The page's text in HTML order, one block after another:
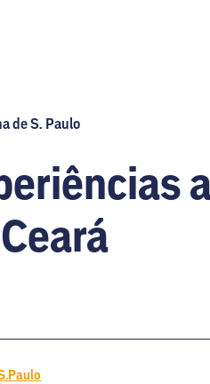
de S. Paulo